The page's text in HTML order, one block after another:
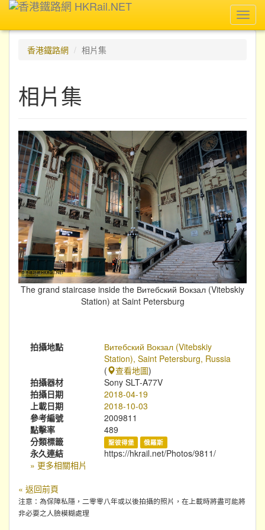
香港鐵路網
相片集
相片集
The grand staircase inside the Витебский Вокзал (Vitebskiy
Station) at Saint Petersburg
拍攝地點
Витебский Вокзал (Vitebskiy
Station), Saint Petersburg, Russia
(
查看地圖)
拍攝器材
Sony SLT-A77V
拍攝日期
2018-04-19
上載日期
2018-10-03
參考編號
2009811
點擊率
489
分類標籤
聖彼得堡 俄羅斯
永久連結
https://hkrail.net/Photos/9811/
» 更多相關相片
« 返回前頁
注意：為保障私隱，二零零八年或以後拍攝的照片，在上載時將盡可能將
非必要之人臉模糊處理